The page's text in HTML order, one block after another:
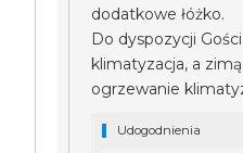
dodatkowe łóżko.
Do dyspozycji
klimatyzacja, a
ogrzewanie
Udogodnienia